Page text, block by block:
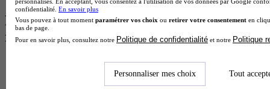
Les diplômes par filière les plus
recherchés
confidentialité. En savoir plus
Vous pouvez à tout moment paramétrer vos choix ou retirer votre consentement en
bas de page.
Pour en savoir plus, consultez notre Politique de confidentialité et notre Politique
Personnaliser mes choix Tout